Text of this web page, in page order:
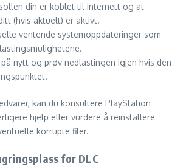
din er koblet til internett og at
(hvis aktuelt) er aktivt.
ventende systemoppdateringer som
nytt og prøv nedlastingen igjen hvis den
kan du konsultere PlayStation
hjelp eller vurdere å reinstallere
korrupte filer.
for DLC